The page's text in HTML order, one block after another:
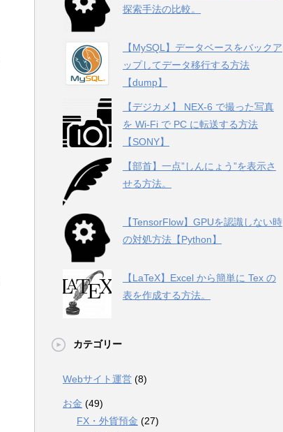
探索手法の比較。
【MySQL】データベースをバックア
ップしてデータ移行する方法
【dump】
【デジカメ】 NEX-6 で撮った写真
を Wi-Fi で PC に転送する方法
【SONY】
【部首】一点”しんにょう”を表示さ
せる方法。
【TensorFlow】GPUを認識しない時
の対処方法【Python】
【LaTeX】Excel から簡単に Tex の
表を作成する方法。
カテゴリー
Webサイト運営 (8)
お金 (49)
FX・外貨預金 (27)